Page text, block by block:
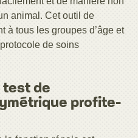
animal. Cet outil de
à tous les groupes d’âge et
de soins
test de
profite-